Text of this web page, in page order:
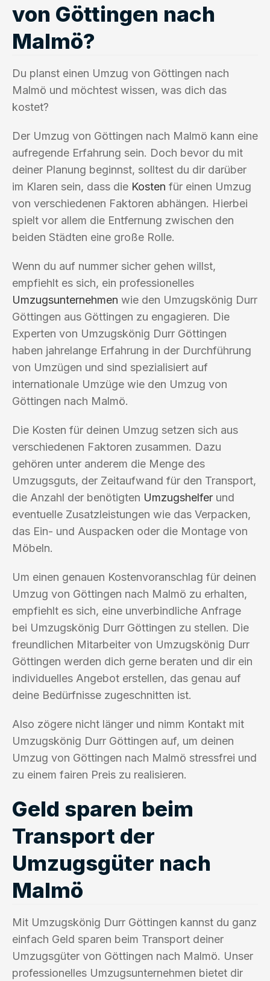
von Göttingen nach
Malmö?
Du planst einen Umzug von Göttingen nach
Malmö und möchtest wissen, was dich das
kostet?
Der Umzug von Göttingen nach Malmö kann eine
aufregende Erfahrung sein. Doch bevor du mit
deiner Planung beginnst, solltest du dir darüber
im Klaren sein, dass die Kosten für einen Umzug
von verschiedenen Faktoren abhängen. Hierbei
spielt vor allem die Entfernung zwischen den
beiden Städten eine große Rolle.
Wenn du auf nummer sicher gehen willst,
empfiehlt es sich, ein professionelles
Umzugsunternehmen wie den Umzugskönig Durr
Göttingen aus Göttingen zu engagieren. Die
Experten von Umzugskönig Durr Göttingen
haben jahrelange Erfahrung in der Durchführung
von Umzügen und sind spezialisiert auf
internationale Umzüge wie den Umzug von
Göttingen nach Malmö.
Die Kosten für deinen Umzug setzen sich aus
verschiedenen Faktoren zusammen. Dazu
gehören unter anderem die Menge des
Umzugsguts, der Zeitaufwand für den Transport,
die Anzahl der benötigten Umzugshelfer und
eventuelle Zusatzleistungen wie das Verpacken,
das Ein- und Auspacken oder die Montage von
Möbeln.
Um einen genauen Kostenvoranschlag für deinen
Umzug von Göttingen nach Malmö zu erhalten,
empfiehlt es sich, eine unverbindliche Anfrage
bei Umzugskönig Durr Göttingen zu stellen. Die
freundlichen Mitarbeiter von Umzugskönig Durr
Göttingen werden dich gerne beraten und dir ein
individuelles Angebot erstellen, das genau auf
deine Bedürfnisse zugeschnitten ist.
Also zögere nicht länger und nimm Kontakt mit
Umzugskönig Durr Göttingen auf, um deinen
Umzug von Göttingen nach Malmö stressfrei und
zu einem fairen Preis zu realisieren.
Geld sparen beim
Transport der
Umzugsgüter nach
Malmö
Mit Umzugskönig Durr Göttingen kannst du ganz
einfach Geld sparen beim Transport deiner
Umzugsgüter von Göttingen nach Malmö. Unser
professionelles Umzugsunternehmen bietet dir